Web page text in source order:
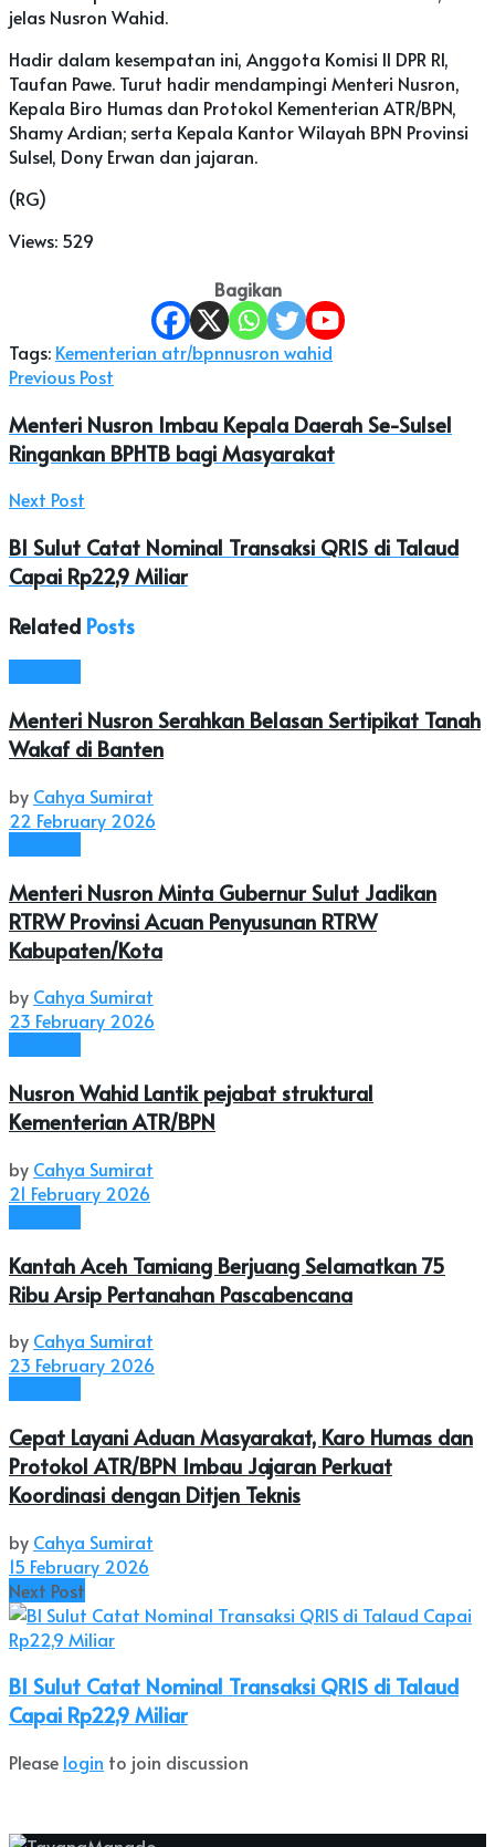
jelas Nusron Wahid.
Hadir dalam kesempatan ini, Anggota Komisi II DPR RI,
Taufan Pawe. Turut hadir mendampingi Menteri Nusron,
Kepala Biro Humas dan Protokol Kementerian ATR/BPN,
Shamy Ardian; serta Kepala Kantor Wilayah BPN Provinsi
Sulsel, Dony Erwan dan jajaran.
(RG)
Views: 529
Bagikan
Tags: Kementerian atr/bpnnusron wahid
Previous Post
Menteri Nusron Imbau Kepala Daerah Se-Sulsel
Ringankan BPHTB bagi Masyarakat
Next Post
BI Sulut Catat Nominal Transaksi QRIS di Talaud
Capai Rp22,9 Miliar
Related Posts
Menteri Nusron Serahkan Belasan Sertipikat Tanah
Wakaf di Banten
by Cahya Sumirat
22 February 2026
Menteri Nusron Minta Gubernur Sulut Jadikan
RTRW Provinsi Acuan Penyusunan RTRW
Kabupaten/Kota
by Cahya Sumirat
23 February 2026
Nusron Wahid Lantik pejabat struktural
Kementerian ATR/BPN
by Cahya Sumirat
21 February 2026
Kantah Aceh Tamiang Berjuang Selamatkan 75
Ribu Arsip Pertanahan Pascabencana
by Cahya Sumirat
23 February 2026
Cepat Layani Aduan Masyarakat, Karo Humas dan
Protokol ATR/BPN Imbau Jajaran Perkuat
Koordinasi dengan Ditjen Teknis
by Cahya Sumirat
15 February 2026
Next Post
BI Sulut Catat Nominal Transaksi QRIS di Talaud
Capai Rp22,9 Miliar
Please login to join discussion